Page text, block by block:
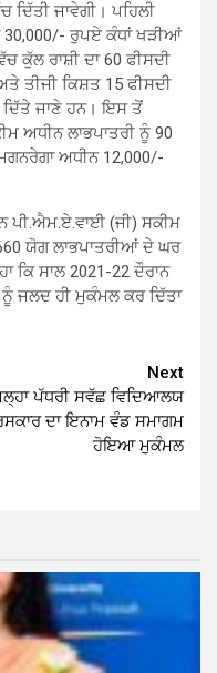
ਦਿੱਤੀ ਜਾਵੇਗੀ। ਪਹਿਲੀ
30,000/- ਰੁਪਏ ਕੰਧਾਂ ਖੜੀਆਂ
ਕੁੱਲ ਰਾਸ਼ੀ ਦਾ 60 ਫੀਸਦੀ
ਤੀਜੀ ਕਿਸ਼ਤ 15 ਫੀਸਦੀ
ਜਾਣੇ ਹਨ। ਇਸ ਤੋਂ
ਅਧੀਨ ਲਾਭਪਾਤਰੀ ਨੂੰ 90
ਅਧੀਨ 12,000/-
ਪੀ.ਐਮ.ਏ.ਵਾਈ (ਜੀ) ਸਕੀਮ
ਯੋਗ ਲਾਭਪਾਤਰੀਆਂ ਦੇ ਘਰ
ਕਿ ਸਾਲ 2021-22 ਦੌਰਾਨ
ਜਲਦ ਹੀ ਮੁਕੰਮਲ ਕਰ ਦਿੱਤਾ
Next
ਪੱਧਰੀ ਸਵੱਛ ਵਿਦਿਆਲਯ
ਦਾ ਇਨਾਮ ਵੰਡ ਸਮਾਗਮ
ਹੋਇਆ ਮੁਕੰਮਲ